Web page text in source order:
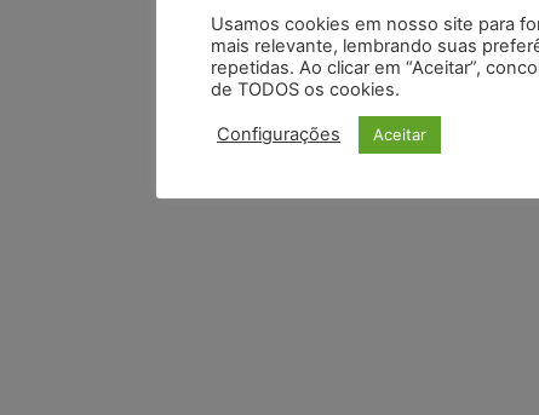
Usamos cookies em nosso site para
mais relevante, lembrando suas
repetidas. Ao clicar em “Aceitar”,
de TODOS os cookies.
Configurações Aceitar